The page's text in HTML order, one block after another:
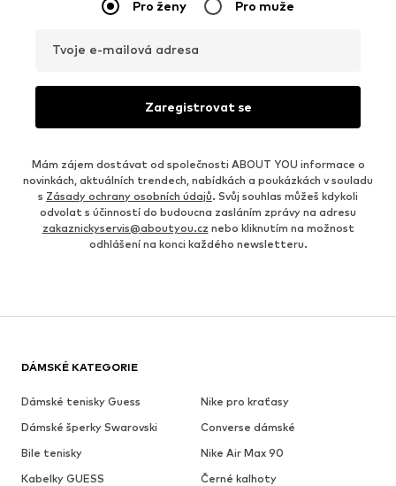
Pro ženy Pro muže
Tvoje e-mailová adresa
Zaregistrovat se
Mám zájem dostávat od společnosti ABOUT YOU informace o
novinkách, aktuálních trendech, nabídkách a poukázkách v souladu
s Zásady ochrany osobních údajů. Svůj souhlas můžeš kdykoli
odvolat s účinností do budoucna zasláním zprávy na adresu
zakaznickyservis@aboutyou.cz nebo kliknutím na možnost
odhlášení na konci každého newsletteru.
DÁMSKÉ KATEGORIE
Dámské tenisky Guess
Nike pro kraťasy
Dámské šperky Swarovski
Converse dámské
Bile tenisky
Nike Air Max 90
Kabelky GUESS
Černé kalhoty